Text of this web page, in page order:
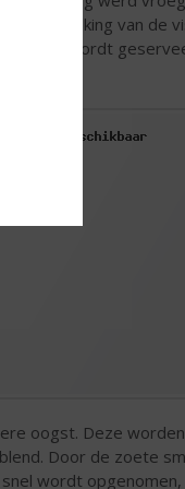
bevolking van de
ijskoud wordt
oogst. Deze
Door de zoete
wordt